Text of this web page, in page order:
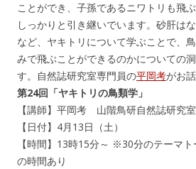
ことができ、子孫であるニワトリも飛
しっかりと引き継いでいます。砂肝は
など、ヤキトリについて学ぶことで、
みで飛ぶことができるのかについての
す。自然誌研究室専門員の平岡考がお
第24回「ヤキトリの鳥類学」
【講師】平岡考 山階鳥研自然誌研究
【日付】4月13日（土）
【時間】13時15分～ ※30分のテーマ
の時間あり